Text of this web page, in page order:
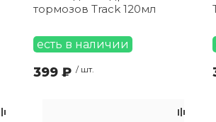
тормозов Track 120мл
есть в наличии
399 ₽ / шт.